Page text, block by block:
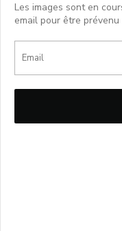
Les images sont en
email pour être